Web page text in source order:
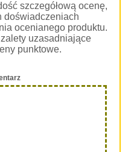
szczegółową ocenę,
doświadczeniach
ocenianego produktu.
uzasadniające
punktowe.